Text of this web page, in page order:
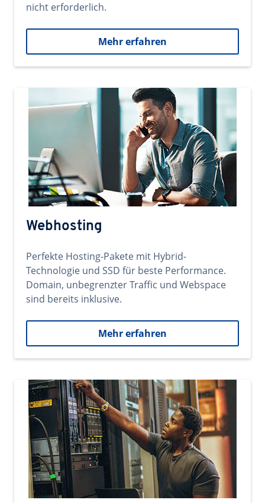
nicht erforderlich.
Mehr erfahren
Webhosting
Perfekte Hosting-Pakete mit Hybrid-
Technologie und SSD für beste Performance.
Domain, unbegrenzter Traffic und Webspace
sind bereits inklusive.
Mehr erfahren